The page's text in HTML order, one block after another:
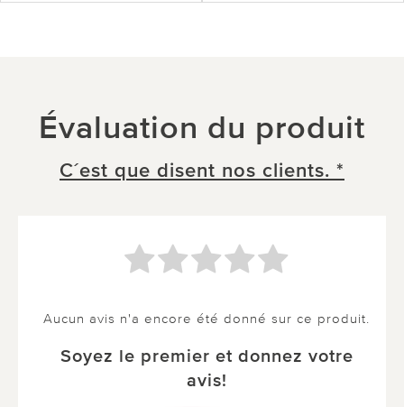
Évaluation du produit
C´est que disent nos clients. *
Aucun avis n'a encore été donné sur ce produit.
Soyez le premier et donnez votre
avis!